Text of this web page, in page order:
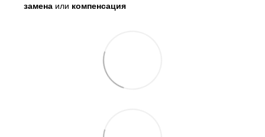
замена или компенсация